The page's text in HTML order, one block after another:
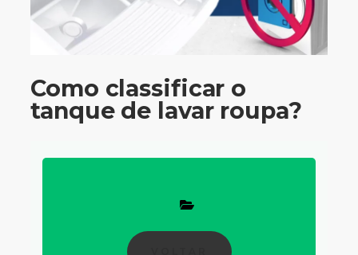
Como classificar o
tanque de lavar roupa?